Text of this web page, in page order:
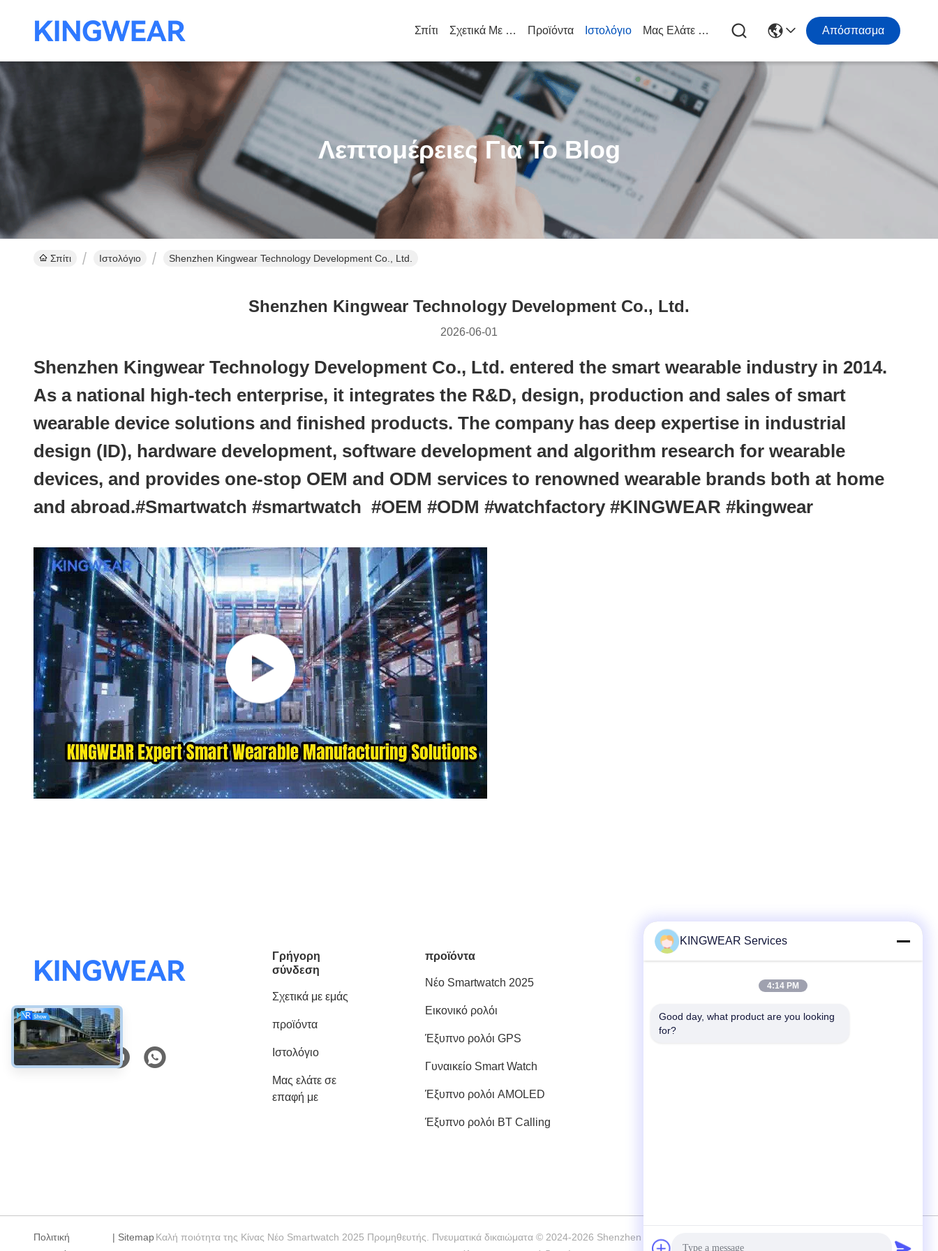
Σπίτι Σχετικά Με Εμάς Προϊόντα Ιστολόγιο Μας Ελάτε Σε Επαφή Με Απόσπασμα
Λεπτομέρειες Για Το Blog
Σπίτι Ιστολόγιο Shenzhen Kingwear Technology Development Co., Ltd.
Shenzhen Kingwear Technology Development Co., Ltd.
2026-06-01
Shenzhen Kingwear Technology Development Co., Ltd. entered the smart wearable industry in 2014.
As a national high-tech enterprise, it integrates the R&D, design, production and sales of smart
wearable device solutions and finished products. The company has deep expertise in industrial
design (ID), hardware development, software development and algorithm research for wearable
devices, and provides one-stop OEM and ODM services to renowned wearable brands both at home
and abroad.#Smartwatch #smartwatch #OEM #ODM #watchfactory #KINGWEAR #kingwear
Κοινωνικά Μέσα
Γρήγορη
σύνδεση
Σχετικά με εμάς
προϊόντα
Ιστολόγιο
Μας ελάτε σε
επαφή με
προϊόντα
Νέο Smartwatch 2025
Εικονικό ρολόι
Έξυπνο ρολόι GPS
Γυναικείο Smart Watch
Έξυπνο ρολόι AMOLED
Έξυπνο ρολόι BT Calling
Τηλεφώνημα
Πολιτική
| SitemapΚαλή ποιότητα της Κίνας Νέο Smartwatch 2025 Προμηθευτής. Πνευματικά δικαιώματα © 2024-2026 Shenzhen Kingwear Technology Development Co., Ltd . Διατηρούνται
KINGWEAR Services
4:14 PM
Good day, what product are you looking
for?